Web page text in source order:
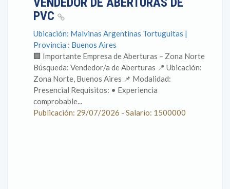
PVC
Ubicación: Malvinas Argentinas Tortuguitas |
Provincia : Buenos Aires
🏢 Importante Empresa de Aberturas – Zona Norte
Búsqueda: Vendedor/a de Aberturas 📍 Ubicación:
Zona Norte, Buenos Aires 📌 Modalidad:
Presencial Requisitos: • Experiencia
comprobable...
Publicación: 29/07/2026 - Salario: 1500000